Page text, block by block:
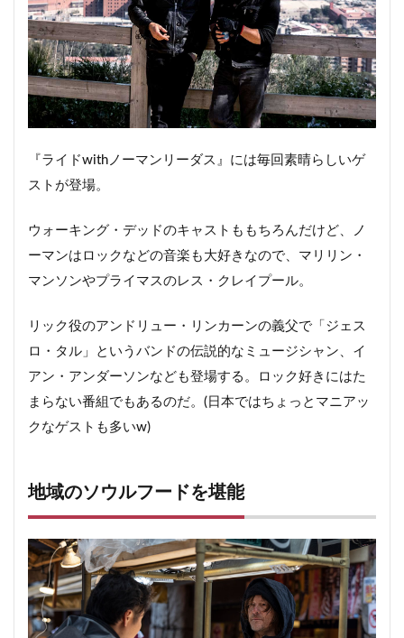
『ライドwithノーマンリーダス』には毎回素晴らしいゲ
ストが登場。
ウォーキング・デッドのキャストももちろんだけど、ノ
ーマンはロックなどの音楽も大好きなので、マリリン・
マンソンやプライマスのレス・クレイプール。
リック役のアンドリュー・リンカーンの義父で 「ジェス
ロ・タル」
というバンドの伝説的なミュージシャン、イ
アン・アンダーソンなども登場する。ロック好きにはた
まらない番組でもあるのだ。(日本ではちょっとマニアッ
クなゲストも多いw)
地域のソウルフードを堪能